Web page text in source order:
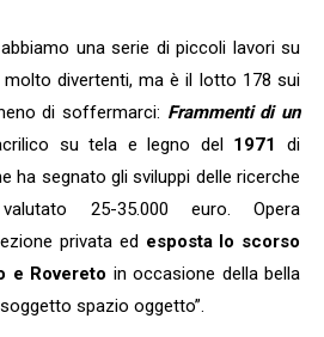
una serie di piccoli lavori su
molto divertenti, ma è il lotto 178 sui
di soffermarci: Frammenti di un
su tela e legno del 1971
di
ha segnato gli sviluppi delle ricerche
25-35.000 euro. Opera
privata ed esposta lo scorso
e Rovereto in occasione della bella
spazio oggetto”.